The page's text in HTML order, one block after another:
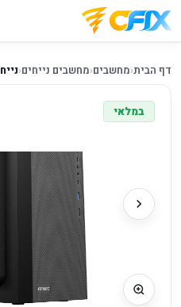
דף הבית‹מחשבים‹מחשבים נייחים‹נייח ST10M 500W H610M I3-14100 8GB 500GB NVMe
במלאי